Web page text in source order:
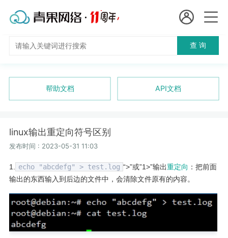
国
短效代理
隧道代理
独享代理
长效代理
进入控制台
退出
查 询
帮助文档 API文档
linux输出重定向符号区别
发布时间 : 2023-05-31 11:03
1. echo "abcdefg" > test.log “>”或”1>”输出重定向 ：把前面
输出的东西输入到后边的文件中，会清除文件原有的内容。